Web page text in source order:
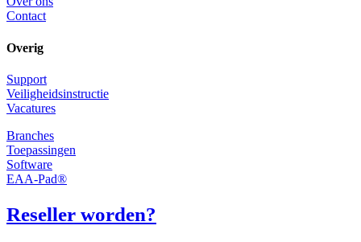
Contact
Overig
Support
Veiligheidsinstructie
Vacatures
Branches
Toepassingen
Software
EAA-Pad®
Reseller worden?